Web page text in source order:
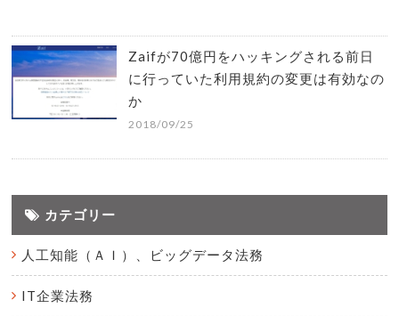
Zaifが70億円をハッキングされる前日
に行っていた利用規約の変更は有効なの
か
2018/09/25
カテゴリー
人工知能（ＡＩ）、ビッグデータ法務
IT企業法務